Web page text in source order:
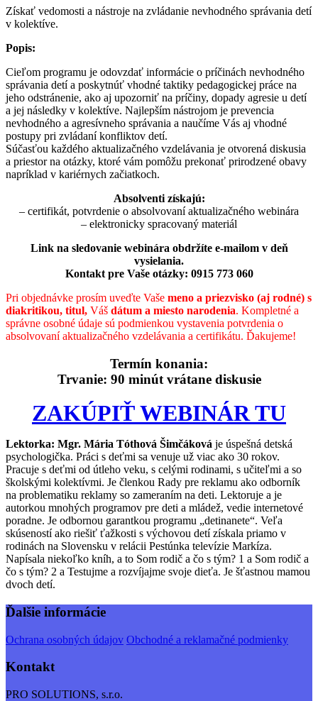
Získať vedomosti a nástroje na zvládanie nevhodného správania detí
v kolektíve.
Popis:
Cieľom programu je odovzdať informácie o príčinách nevhodného
správania detí a poskytnúť vhodné taktiky pedagogickej práce na
jeho odstránenie, ako aj upozorniť na príčiny, dopady agresie u detí
a jej následky v kolektíve. Najlepším nástrojom je prevencia
nevhodného a agresívneho správania a naučíme Vás aj vhodné
postupy pri zvládaní konfliktov detí.
Súčasťou každého aktualizačného vzdelávania je otvorená diskusia
a priestor na otázky, ktoré vám pomôžu prekonať prirodzené obavy
napríklad v kariérnych začiatkoch.
Absolventi získajú:
– certifikát, potvrdenie o absolvovaní aktualizačného webinára
– elektronicky spracovaný materiál
Link na sledovanie webinára obdržíte e-mailom v deň
vysielania.
Kontakt pre Vaše otázky: 0915 773 060
Pri objednávke prosím uveďte Vaše meno a priezvisko (aj rodné) s
diakritikou, titul, Váš dátum a miesto narodenia. Kompletné a
správne osobné údaje sú podmienkou vystavenia potvrdenia o
absolvovaní aktualizačného vzdelávania a certifikátu. Ďakujeme!
Termín konania:
Trvanie: 90 minút vrátane diskusie
ZAKÚPIŤ WEBINÁR TU
Lektorka: Mgr. Mária Tóthová Šimčáková je úspešná detská
psychologička. Práci s deťmi sa venuje už viac ako 30 rokov.
Pracuje s deťmi od útleho veku, s celými rodinami, s učiteľmi a so
školskými kolektívmi. Je členkou Rady pre reklamu ako odborník
na problematiku reklamy so zameraním na deti. Lektoruje a je
autorkou mnohých programov pre deti a mládež, vedie internetové
poradne. Je odbornou garantkou programu „detinanete“. Veľa
skúseností ako riešiť ťažkosti s výchovou detí získala priamo v
rodinách na Slovensku v relácii Pestúnka televízie Markíza.
Napísala niekoľko kníh, a to Som rodič a čo s tým? 1 a Som rodič a
čo s tým? 2 a Testujme a rozvíjajme svoje dieťa. Je šťastnou mamou
dvoch detí.
Ďalšie informácie
Ochrana osobných údajov Obchodné a reklamačné podmienky
Kontakt
PRO SOLUTIONS, s.r.o.